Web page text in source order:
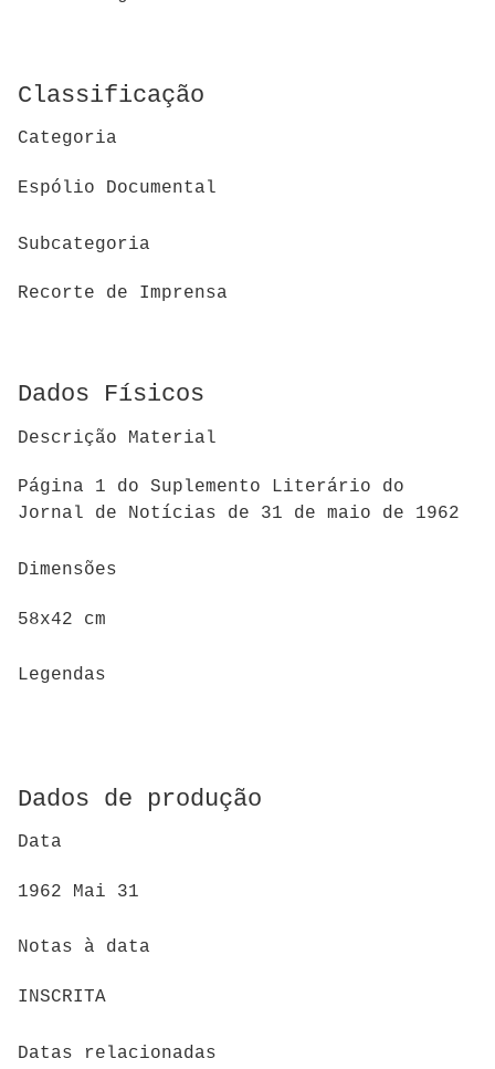
Classificação
Categoria
Espólio Documental
Subcategoria
Recorte de Imprensa
Dados Físicos
Descrição Material
Página 1 do Suplemento Literário do
Jornal de Notícias de 31 de maio de 1962
Dimensões
58x42 cm
Legendas
Dados de produção
Data
1962 Mai 31
Notas à data
INSCRITA
Datas relacionadas